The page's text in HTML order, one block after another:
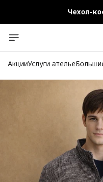
Чехол-
Бесплатная
АкцииУслуги ателье